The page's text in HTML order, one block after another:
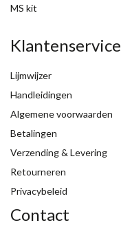
MS kit
Klantenservice
Lijmwijzer
Handleidingen
Algemene voorwaarden
Betalingen
Verzending & Levering
Retourneren
Privacybeleid
Contact